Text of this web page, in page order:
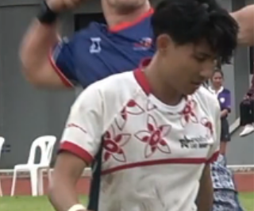
répondait sur pénalité. A la pause, les
Volcanoes menaien